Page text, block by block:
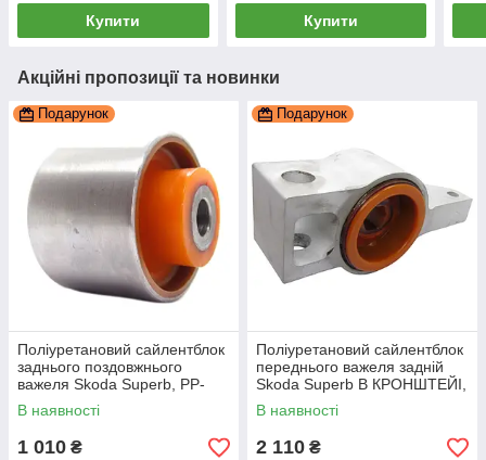
Купити Купити
Акційні пропозиції та новинки
Подарунок
Поліуретановий сайлентблок
заднього поздовжнього
важеля Skoda Superb, PP-
0122b
В наявності
1 010 ₴
Подарунок
Поліуретановий сайлентблок
переднього важеля задній
Skoda Superb В КРОНШТЕЙІ,
PP-0201d
В наявності
2 110 ₴